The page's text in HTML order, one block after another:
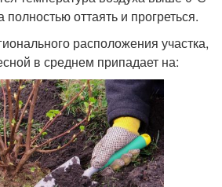
оттаять и прогреться.
расположения участка,
в среднем припадает на: